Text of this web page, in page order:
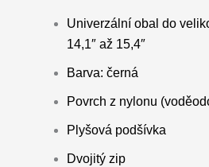
Univerzální obal do
14,1″ až 15,4″
Barva: černá
Povrch z nylonu
Plyšová podšívka
Dvojitý zip